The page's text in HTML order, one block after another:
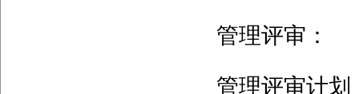
管理评审：
管理评审计划